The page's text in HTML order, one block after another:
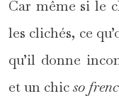
Car même si le
les clichés, ce
qu’il donne
et un chicso